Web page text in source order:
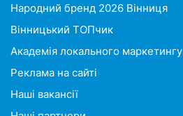
Народний бренд 2026 Вінниця
Вінницький ТОПчик
Академія локального маркетингу
Реклама на сайті
Наші вакансії